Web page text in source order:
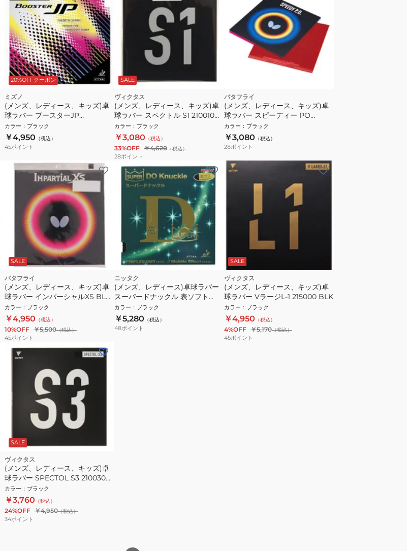
20%OFFクーポン
ミズノ
(メンズ、レディース、キッズ)卓
球ラバー ブースターJP
83JRT21209
カラー ： ブラック
￥4,950 （税込）
45ポイント
SALE
ヴィクタス
(メンズ、レディース、キッズ)卓
球ラバー スペクトル S1 210010
0020
カラー ： ブラック
￥3,080 （税込）
33%OFF ￥4,620（税込）
28ポイント
バタフライ
(メンズ、レディース、キッズ)卓
球ラバー スピーディー PO
00260
カラー ： ブラック
￥3,080 （税込）
28ポイント
SALE
バタフライ
(メンズ、レディース、キッズ)卓
球ラバー インパーシャルXS BLK
00420-278
カラー ： ブラック
￥4,950 （税込）
10%OFF ￥5,500（税込）
45ポイント
ニッタク
(メンズ、レディース)卓球ラバー
スーパードナックル 表ソフト
NR8573-71
カラー ： ブラック
￥5,280 （税込）
48ポイント
SALE
ヴィクタス
(メンズ、レディース、キッズ)卓
球ラバー VラージL-1 215000 BLK
カラー ： ブラック
￥4,950 （税込）
4%OFF ￥5,170（税込）
45ポイント
SALE
ヴィクタス
(メンズ、レディース、キッズ)卓
球ラバー SPECTOL S3 210030
0020
カラー ： ブラック
￥3,760 （税込）
24%OFF ￥4,950（税込）
34ポイント